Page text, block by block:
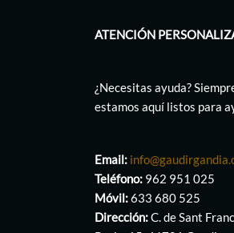
ATENCIÓN
¿Necesitas ayuda?
estamos aquí listos para
Email:
Teléfono: 962 951 025
Móvil:633 680 525
Dirección:C. de Sant